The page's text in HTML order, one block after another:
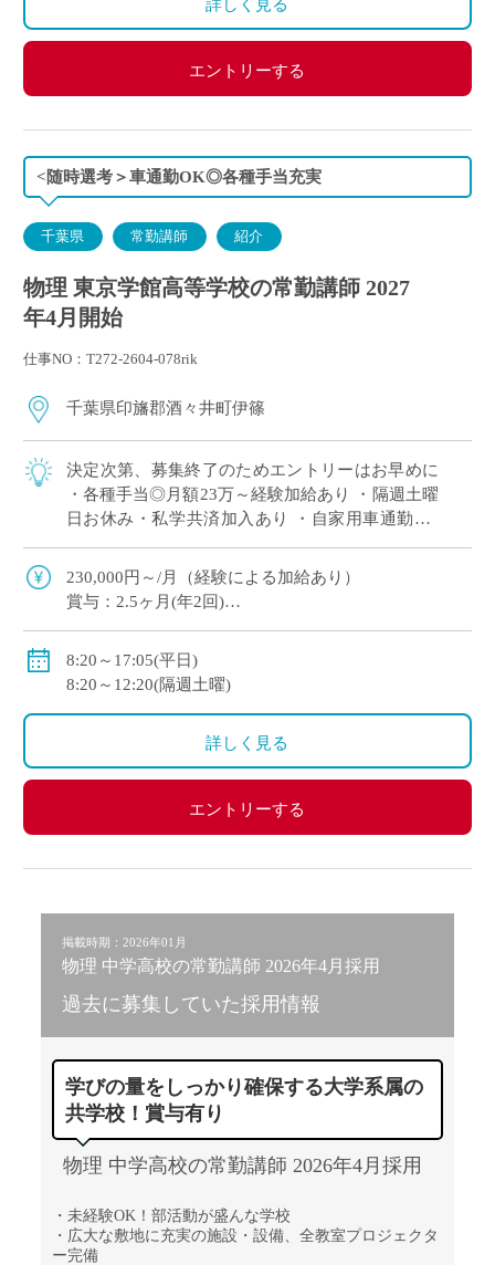
450万円（30歳・学部卒）、630万円（40歳・学部卒）
詳しく見る
エントリーする
<随時選考＞車通勤OK◎各種手当充実
千葉県 常勤講師 紹介
物理 東京学館高等学校の常勤講師 2027
年4月開始
仕事NO：T272-2604-078rik
千葉県印旛郡酒々井町伊篠
決定次第、募集終了のためエントリーはお早めに
・各種手当◎月額23万～経験加給あり ・隔週土曜
日お休み・私学共済加入あり ・自家用車通勤OK
解を丁寧に支える常勤講師を募集 I […]
230,000円～/月（経験による加給あり）
賞与：2.5ヶ月(年2回)
部活手当：2,000円～16,000円
住宅手当：（賃貸契約の場合）上限26,000円
昇給：年1回5,000円
8:20～17:05(平日)
8:20～12:20(隔週土曜)
詳しく見る
エントリーする
掲載時期：2026年01月
物理 中学高校の常勤講師 2026年4月採用
過去に募集していた採用情報
学びの量をしっかり確保する大学系属の
共学校！賞与有り
物理 中学高校の常勤講師 2026年4月採用
・未経験OK！部活動が盛んな学校
・広大な敷地に充実の施設・設備、全教室プロジェクタ
ー完備